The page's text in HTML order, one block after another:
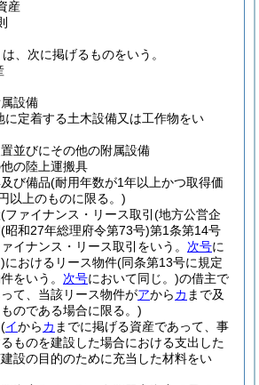
産
、次に掲げるものをいう。
設備
に定着する土木設備又は工作物をい
並びにその他の附属設備
の陸上運搬具
び備品(耐用年数が1年以上かつ取得価
以上のものに限る。)
(ファイナンス・リース取引 (地方公営企
(昭和27年総理府令第73号)第1条第14号
イナンス・リース取引をいう。 次号に
におけるリース物件(同条第13号に規定
をいう。 次号において同じ。)の借主で
て、当該リース物件がアからカ まで及
のである場合に限る。)
(イからカ までに掲げる資産であって、事
ものを建設した場合における支出した
設の目的のために充当した材料をい